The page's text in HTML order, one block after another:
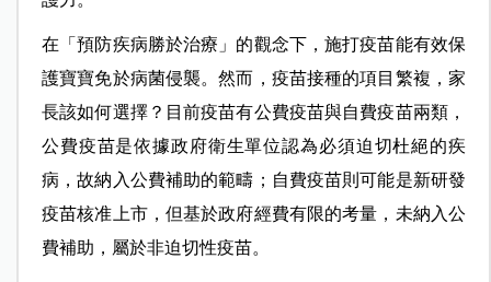
在「預防疾病勝於治療」的觀念下，施打疫苗能有效保
護寶寶免於病菌侵襲。然而，疫苗接種的項目繁複，家
長該如何選擇？目前疫苗有公費疫苗與自費疫苗兩類，
公費疫苗是依據政府衛生單位認為必須迫切杜絕的疾
病，故納入公費補助的範疇；自費疫苗則可能是新研發
疫苗核准上市，但基於政府經費有限的考量，未納入公
費補助，屬於非迫切性疫苗。